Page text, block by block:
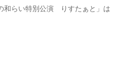
和らい特別公演 りすたぁと」は